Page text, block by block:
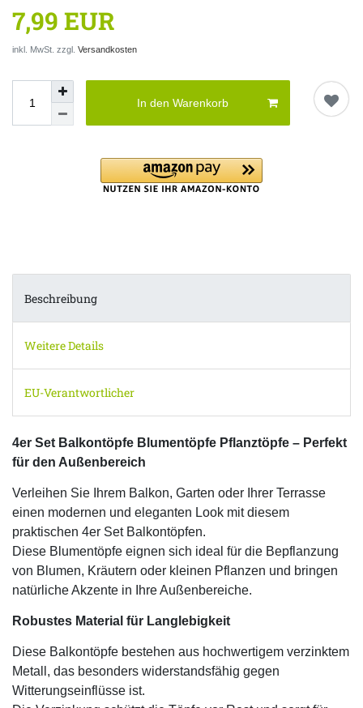
7,99 EUR
inkl. MwSt. zzgl. Versandkosten
In den Warenkorb
Beschreibung
Weitere Details
EU-Verantwortlicher
4er Set Balkontöpfe Blumentöpfe Pflanztöpfe – Perfekt
für den Außenbereich
Verleihen Sie Ihrem Balkon, Garten oder Ihrer Terrasse
einen modernen und eleganten Look mit diesem
praktischen 4er Set Balkontöpfen.
Diese Blumentöpfe eignen sich ideal für die Bepflanzung
von Blumen, Kräutern oder kleinen Pflanzen und bringen
natürliche Akzente in Ihre Außenbereiche.
Robustes Material für Langlebigkeit
Diese Balkontöpfe bestehen aus hochwertigem verzinktem
Metall, das besonders widerstandsfähig gegen
Witterungseinflüsse ist.